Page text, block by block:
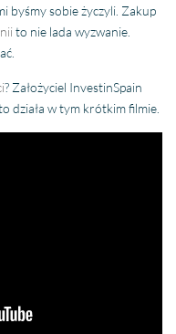
byśmy sobie życzyli. Zakup
to nie lada wyzwanie.
? Założyciel InvestinSpain
działa w tym krótkim filmie.